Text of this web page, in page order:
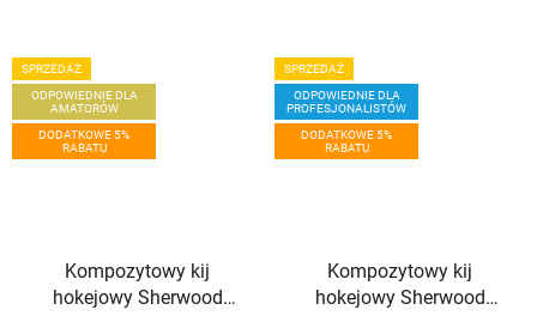
SPRZEDAŻ
ODPOWIEDNIE DLA
AMATORÓW
DODATKOWE 5%
RABATU
Kompozytowy kij
hokejowy Sherwood
SPRZEDAŻ
ODPOWIEDNIE DLA
PROFESJONALISTÓW
DODATKOWE 5%
RABATU
Kompozytowy kij
hokejowy Sherwood